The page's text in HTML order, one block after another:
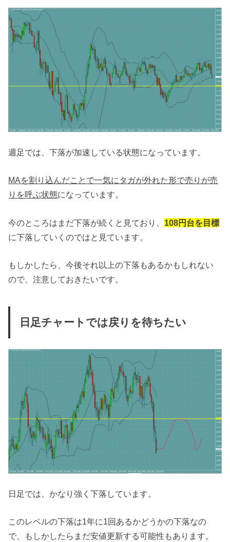
週足では、下落が加速している状態になっています。
MAを割り込んだことで一気にタガが外れた形で売りが売
りを呼ぶ状態になっています。
今のところはまだ下落が続くと見ており、 108円台を目標
に下落していくのではと見ています。
もしかしたら、今後それ以上の下落もあるかもしれない
ので、注意しておきたいです。
日足チャートでは戻りを待ちたい
日足では、かなり強く下落しています。
このレベルの下落は1年に1回あるかどうかの下落なの
で、もしかしたらまだ安値更新する可能性もあります。